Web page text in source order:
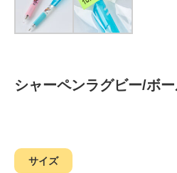
シャーペンラグビー/ボ
サイズ